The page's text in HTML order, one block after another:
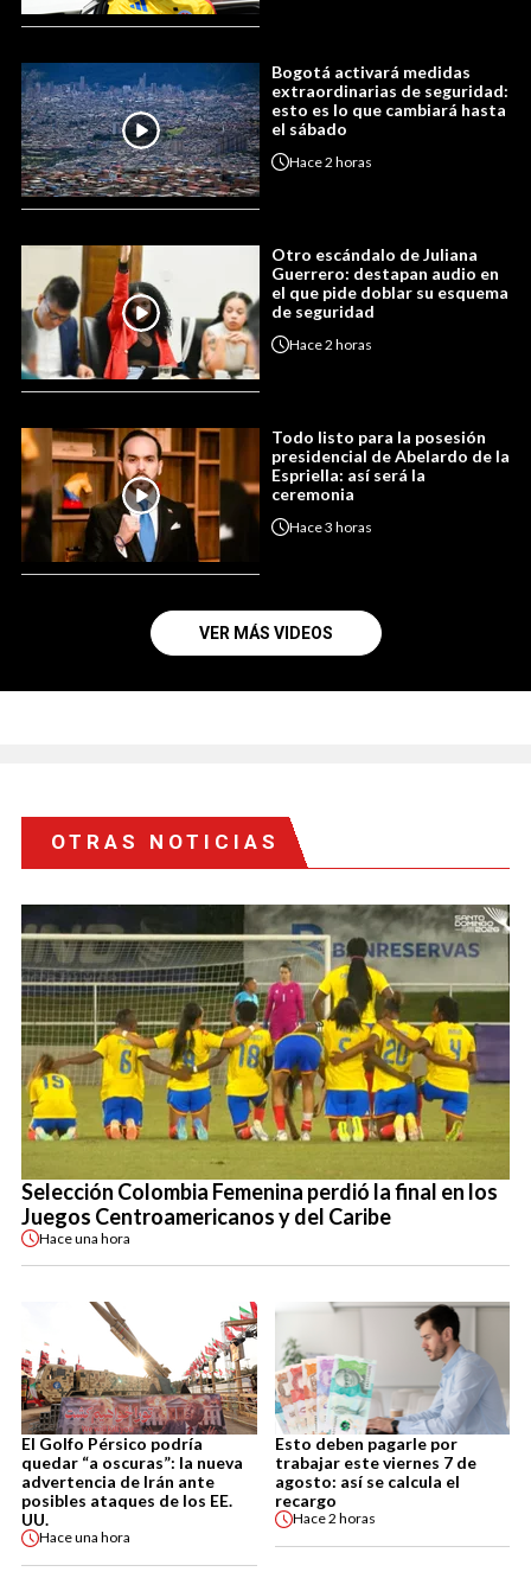
Bogotá activará medidas
extraordinarias de seguridad:
esto es lo que cambiará hasta
el sábado
Hace2 horas
Otro escándalo de Juliana
Guerrero: destapan audio en
el que pide doblar su esquema
de seguridad
Hace2 horas
Todo listo para la posesión
presidencial de Abelardo de la
Espriella: así será la
ceremonia
Hace3 horas
VER MÁS VIDEOS
OTRAS NOTICIAS
Selección Colombia Femenina perdió la final en los
Juegos Centroamericanos y del Caribe
Haceuna hora
El Golfo Pérsico podría
quedar “a oscuras”: la nueva
advertencia de Irán ante
posibles ataques de los EE.
UU.
Haceuna hora
Esto deben pagarle por
trabajar este viernes 7 de
agosto: así se calcula el
recargo
Hace2 horas